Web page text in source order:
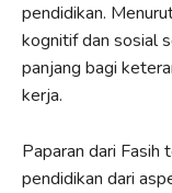
pendidikan.
kognitif dan sosial
panjang bagi
kerja.
Paparan dari
pendidikan dari